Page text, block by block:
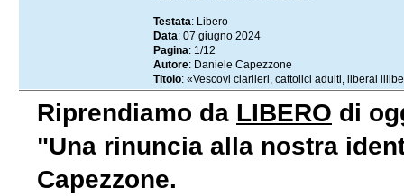
Testata: Libero
Data: 07 giugno 2024
Pagina: 1/12
Autore: Daniele Capezzone
Titolo: «Vescovi ciarlieri, cattolici adulti, liberal
Riprendiamo da LIBERO di
"Una rinuncia alla nostra
Capezzone.